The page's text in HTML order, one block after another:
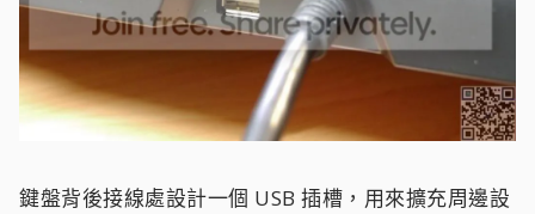
鍵盤背後接線處設計一個 USB 插槽，用來擴充周邊設